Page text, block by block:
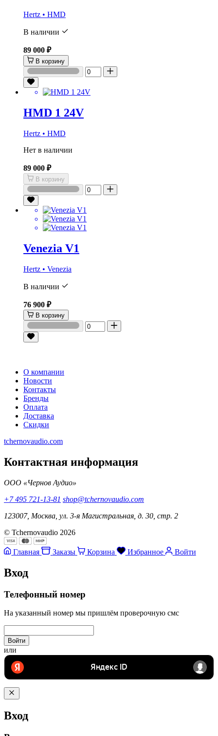
Hertz • HMD
В наличии
89 000 ₽
В корзину
HMD 1 24V
Hertz • HMD
Нет в наличии
89 000 ₽
В корзину
Venezia V1
Hertz • Venezia
В наличии
76 900 ₽
В корзину
О компании
Новости
Контакты
Бренды
Оплата
Доставка
Скидки
tchernovaudio.com
Контактная информация
ООО «Чернов Аудио»
+7 495 721-13-81 shop@tchernovaudio.com
123007, Москва, ул. 3-я Магистральная, д. 30, стр. 2
© Tchernovaudio 2026
Главная Заказы Корзина Избранное Войти
Вход
Телефонный номер
На указанный номер мы пришлём проверочную смс
Войти
или
Вход